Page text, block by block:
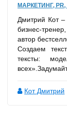
МАРКЕТИНГ,
Дмитрий Кот –
бизнес-
автор
Создаем
тексты:
Кот Дмитрий